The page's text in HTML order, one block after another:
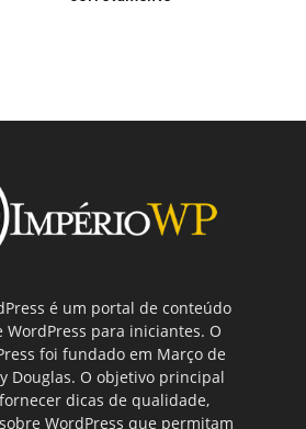
é um portal de conteúdo
para iniciantes. O
foi fundado em Março de
Douglas. O objetivo principal
dicas de qualidade,
WordPress que permitam